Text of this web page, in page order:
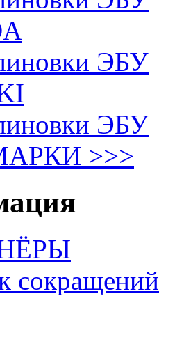
ЭБУ
ЭБУ
>>>
сокращений